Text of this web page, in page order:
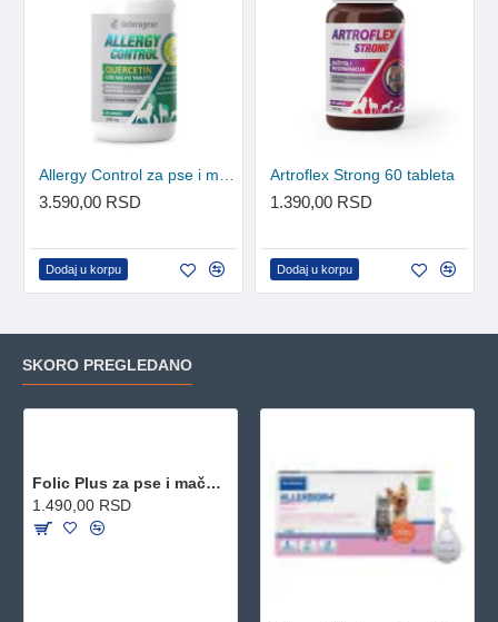
3.590,00 RSD
Dodaj u korpu
Artroflex Strong 60 tableta
1.390,00 RSD
Dodaj u korpu
SKORO PREGLEDANO
Folic Plus za pse i mačke 50 tableta
1.490,00 RSD